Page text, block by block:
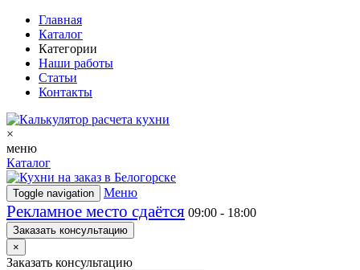
Главная
Каталог
Категории
Наши работы
Статьи
Контакты
×
меню
Каталог
Toggle navigation Меню
Рекламное место сдаётся 09:00 - 18:00
Заказать консультацию
×
Заказать консультацию